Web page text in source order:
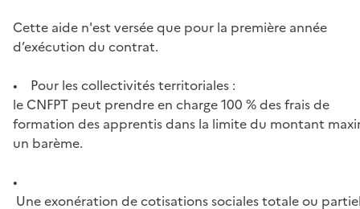
Cette aide n'est versée que pour la première année
d’exécution du contrat.
• Pour les collectivités territoriales :
le CNFPT peut prendre en charge 100 % des frais de
formation des apprentis dans la limite du montant
un barème.
•
Une exonération de cotisations sociales totale ou